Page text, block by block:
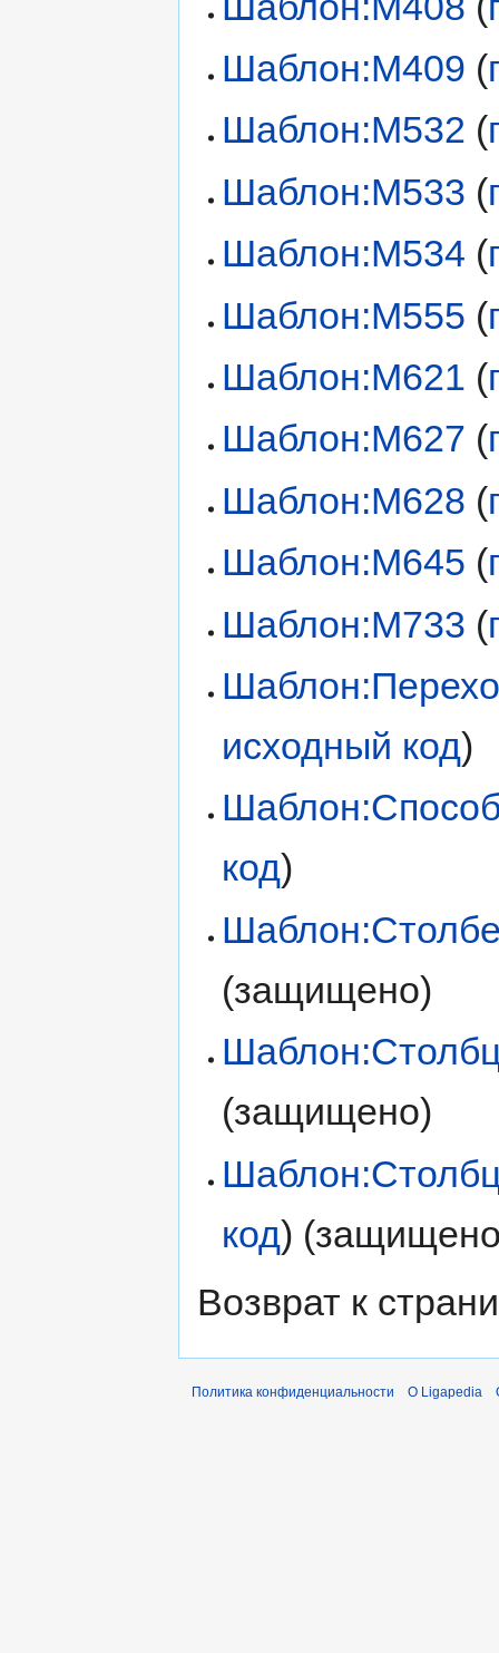
Шаблон:М409 (
Шаблон:М532 (
Шаблон:М533 (
Шаблон:М534 (
Шаблон:М555 (
Шаблон:М621 (
Шаблон:М627 (
Шаблон:М628 (
Шаблон:М645 (
Шаблон:М733 (
исходный код)
код)
(защищено)
(защищено)
код)
Возврат к
Политика конфиденциальности О Ligapedia